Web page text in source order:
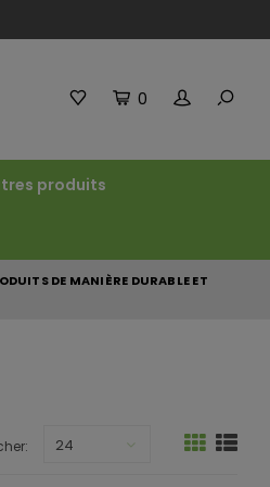
0
produits
DE MANIÈRE DURABLE ET
24